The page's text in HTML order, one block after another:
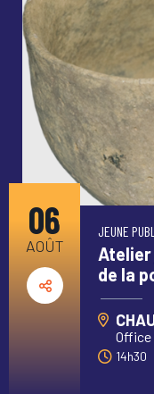
06
AOÛT
JEUNE
Atelier
de la
Office
14h30